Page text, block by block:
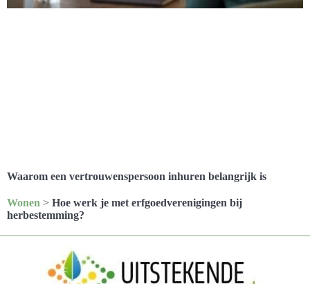
Waarom een vertrouwenspersoon inhuren belangrijk is
Wonen > Hoe werk je met erfgoedverenigingen bij
herbestemming?